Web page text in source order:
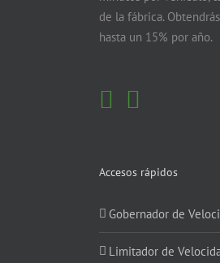
de la fábrica.
hasta un 15% por año.
Accesos rápidos
Gobernador de
Limitador de